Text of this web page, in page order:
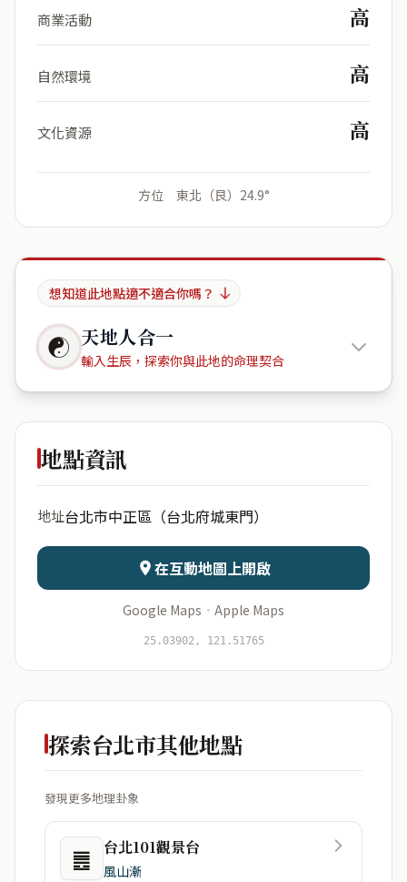
商業活動 高
自然環境 高
文化資源 高
方位 東北（艮）24.9°
想知道此地點適不適合你嗎？
☯ 天地人合一
輸入生辰，探索你與此地的命理契合
臺北府城
日期 出生時辰
資料僅用於即時分析，不會儲存於伺服器
地點資訊
地址台北市中正區（台北府城東門）
在互動地圖上開啟
Google Maps · Apple Maps
25.03902, 121.51765
探索台北市其他地點
發現更多地理卦象
䷌ 台北101觀景台
風山漸